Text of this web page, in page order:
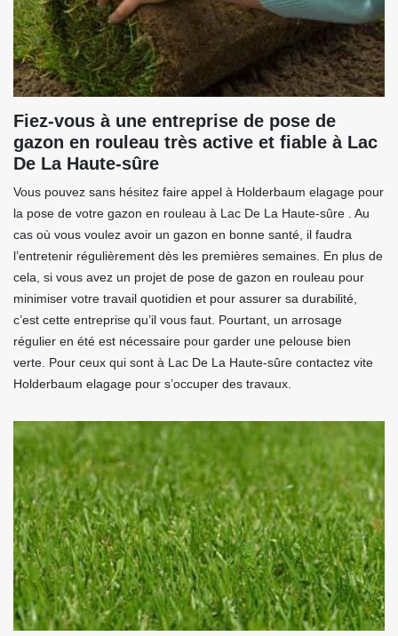
Fiez-vous à une entreprise de pose de
gazon en rouleau très active et fiable à Lac
De La Haute-sûre
Vous pouvez sans hésitez faire appel à Holderbaum elagage pour
la pose de votre gazon en rouleau à Lac De La Haute-sûre . Au
cas où vous voulez avoir un gazon en bonne santé, il faudra
l’entretenir régulièrement dès les premières semaines. En plus de
cela, si vous avez un projet de pose de gazon en rouleau pour
minimiser votre travail quotidien et pour assurer sa durabilité,
c’est cette entreprise qu’il vous faut. Pourtant, un arrosage
régulier en été est nécessaire pour garder une pelouse bien
verte. Pour ceux qui sont à Lac De La Haute-sûre contactez vite
Holderbaum elagage pour s’occuper des travaux.